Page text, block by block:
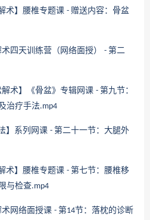
术】腰椎专题课 - 赠送内容：骨盆
四天训练营（网络面授） - 第二
解术】《骨盆》专辑网课 - 第九节：
治疗手法.mp4
】系列网课 - 第二十一节：大腿外
术】腰椎专题课 - 第七节：腰椎移
与检查.mp4
网络面授课 - 第14节：落枕的诊断